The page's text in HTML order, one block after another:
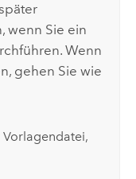
wenn Sie ein
Wenn
gehen Sie wie
Vorlagendatei,